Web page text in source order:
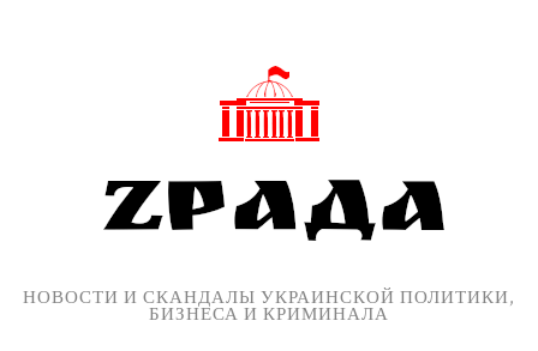
НОВОСТИ И СКАНДАЛЫ УКРАИНСКОЙ ПОЛИТИКИ,
БИЗНЕСА И КРИМИНАЛА